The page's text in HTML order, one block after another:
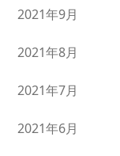
2021年9月
2021年8月
2021年7月
2021年6月